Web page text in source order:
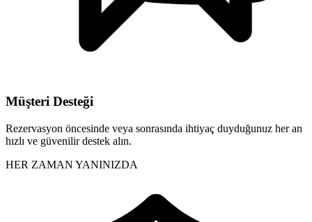
Müşteri Desteği
Rezervasyon öncesinde veya sonrasında ihtiyaç duyduğunuz her an
hızlı ve güvenilir destek alın.
HER ZAMAN YANINIZDA